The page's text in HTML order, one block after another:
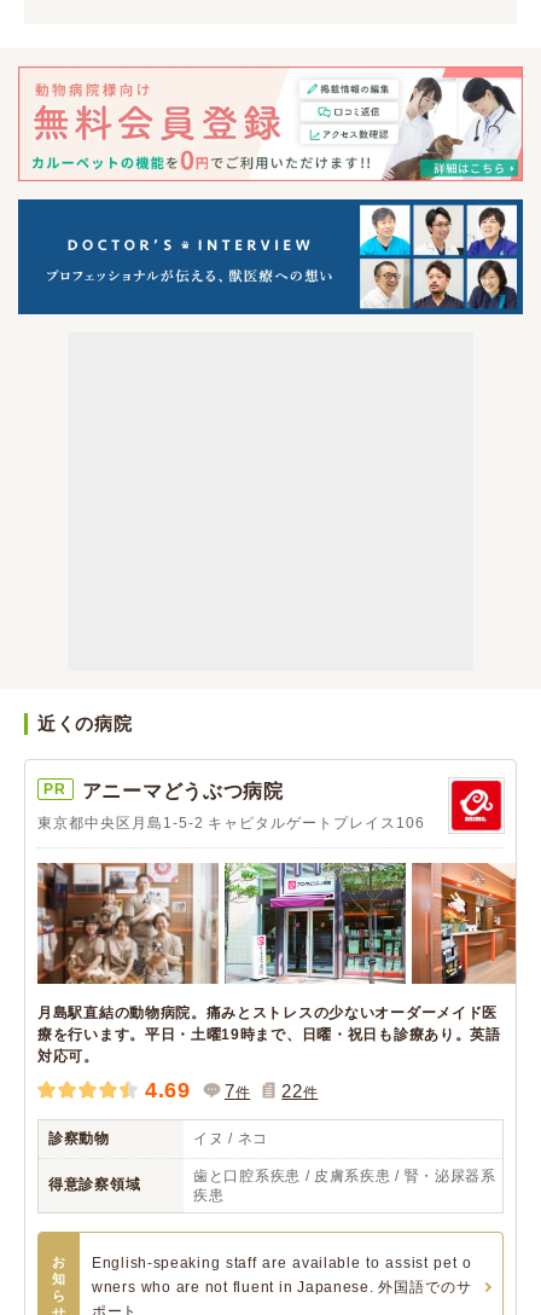
近くの病院
PR アニーマどうぶつ病院
東京都中央区月島1-5-2 キャピタルゲートプレイス106
月島駅直結の動物病院。痛みとストレスの少ないオーダーメイド医
療を行います。平日・土曜19時まで、日曜・祝日も診療あり。英語
対応可。
4.69 7件 22件
診察動物 イヌ / ネコ
得意診察領域
歯と口腔系疾患 / 皮膚系疾患 / 腎・泌尿器系
疾患
お
知
ら
English-speaking staff are available to assist pet o
wners who are not fluent in Japanese. 外国語でのサ
ポート...